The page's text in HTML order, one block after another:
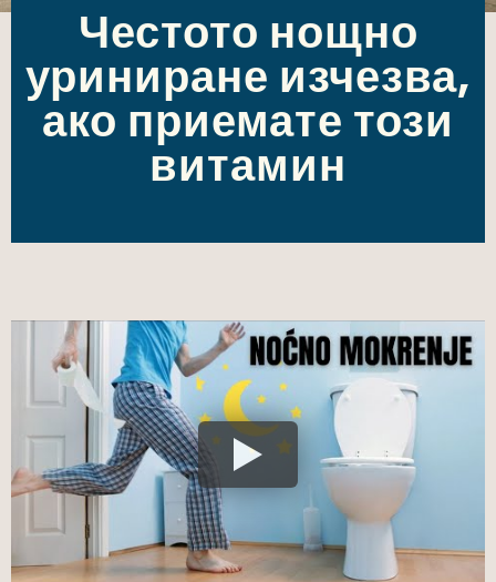
Честото нощно
уриниране изчезва,
ако приемате този
витамин